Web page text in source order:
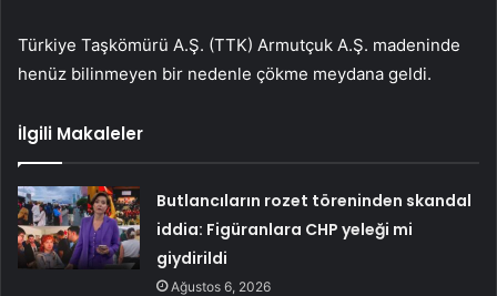
Türkiye Taşkömürü A.Ş. (TTK) Armutçuk A.Ş. madeninde
henüz bilinmeyen bir nedenle çökme meydana geldi.
İlgili Makaleler
Butlancıların rozet töreninden skandal
iddia: Figüranlara CHP yeleği mi
giydirildi
Ağustos 6, 2026